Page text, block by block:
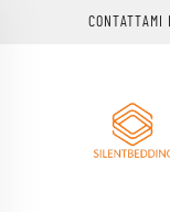
CONTATTAMI